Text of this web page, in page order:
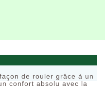
de rouler grâce à un
confort absolu avec la